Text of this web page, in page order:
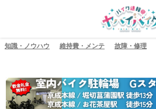
知識・ノウハウ 維持費・メンテ 故障・修理